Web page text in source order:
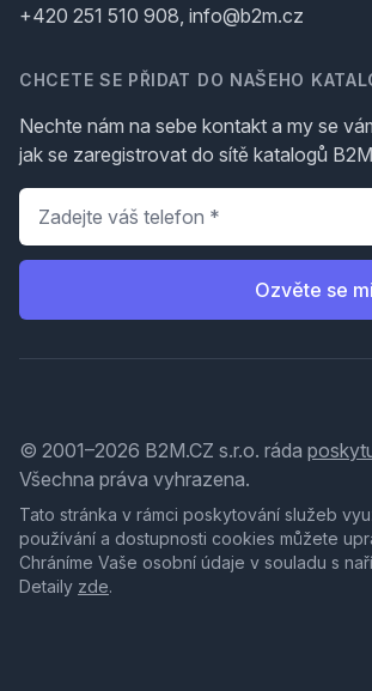
+420 251 510 908, info@b2m.cz
CHCETE SE PŘIDAT DO NAŠEHO
Nechte nám na sebe kontakt a my se
jak se zaregistrovat do sítě katalogů
Telefon
Ozvěte se mi
© 2001–2026 B2M.CZ s.r.o. ráda
Všechna práva vyhrazena.
Tato stránka v rámci poskytování služeb
používání a dostupnosti cookies můžete
Chráníme Vaše osobní údaje v souladu s
Detaily zde.